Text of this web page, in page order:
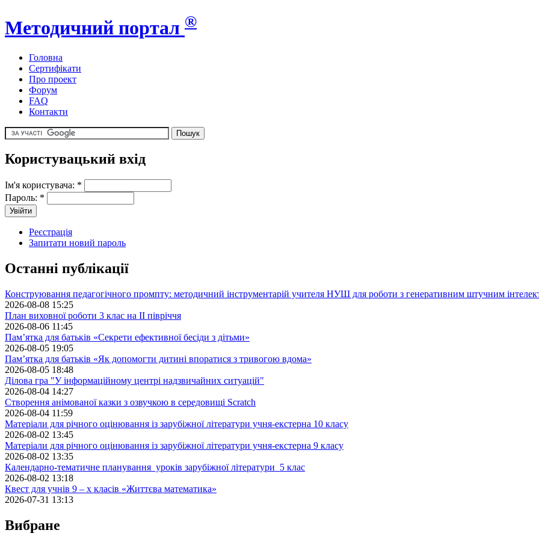
Методичний портал ®
Головна
Сертифікати
Про проект
Форум
FAQ
Контакти
Користувацький вхід
Ім'я користувача: *
Пароль: *
Реєстрація
Запитати новий пароль
Останні публікації
Конструювання педагогічного промпту: методичний інструментарій учителя НУШ для роботи з генеративним штучним
2026-08-08 15:25
План виховної роботи 3 клас на II півріччя
2026-08-06 11:45
Пам’ятка для батьків «Секрети ефективної бесіди з дітьми»
2026-08-05 19:05
Пам’ятка для батьків «Як допомогти дитині впоратися з тривогою вдома»
2026-08-05 18:48
Ділова гра "У інформаційному центрі надзвичайних ситуацій"
2026-08-04 14:27
Створення анімованої казки з озвучкою в середовищі Scratch
2026-08-04 11:59
Матеріали для річного оцінювання із зарубіжної літератури учня-екстерна 10 класу
2026-08-02 13:45
Матеріали для річного оцінювання із зарубіжної літератури учня-екстерна 9 класу
2026-08-02 13:35
Календарно-тематичне планування уроків зарубіжної літератури 5 клас
2026-08-02 13:18
Квест для учнів 9 – х класів «Життєва математика»
2026-07-31 13:13
Вибране